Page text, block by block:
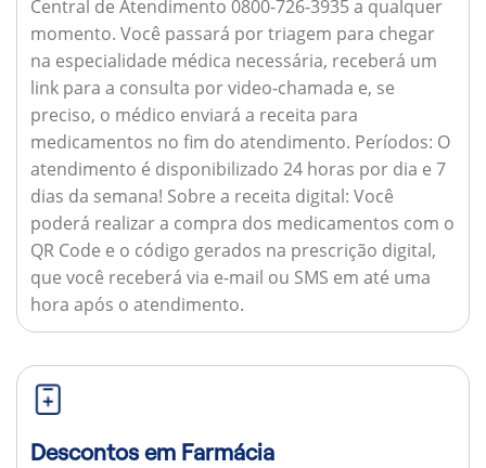
Central de Atendimento 0800-726-3935 a qualquer
momento. Você passará por triagem para chegar
na especialidade médica necessária, receberá um
link para a consulta por video-chamada e, se
preciso, o médico enviará a receita para
medicamentos no fim do atendimento. Períodos: O
atendimento é disponibilizado 24 horas por dia e 7
dias da semana! Sobre a receita digital: Você
poderá realizar a compra dos medicamentos com o
QR Code e o código gerados na prescrição digital,
que você receberá via e-mail ou SMS em até uma
hora após o atendimento.
Descontos em Farmácia